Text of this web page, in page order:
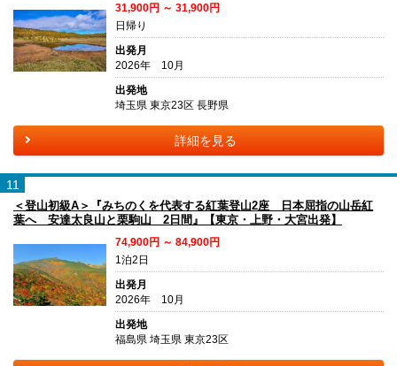
31,900円 ～ 31,900円
日帰り
出発月
2026年 10月
出発地
埼玉県 東京23区 長野県
詳細を見る
11
＜登山初級A＞『みちのくを代表する紅葉登山2座 日本屈指の山岳紅
葉へ 安達太良山と栗駒山 2日間』【東京・上野・大宮出発】
74,900円 ～ 84,900円
1泊2日
出発月
2026年 10月
出発地
福島県 埼玉県 東京23区